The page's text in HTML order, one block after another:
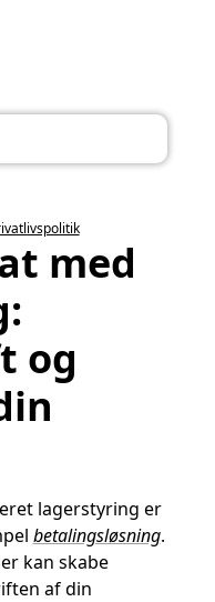
med
og
lagerstyring er
betalingsløsning.
kan skabe
af din